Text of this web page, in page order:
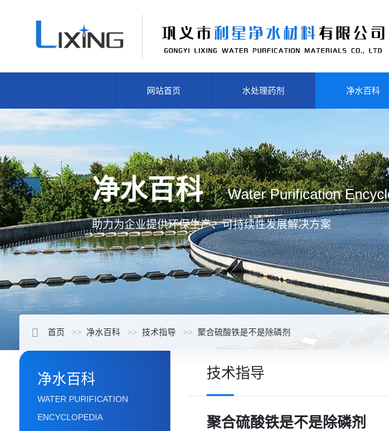
网站首页 水处理药剂 净水百科
净水百科 Water Purification
助力为企业提供环保生产、可持续性发展解决方案
首页 净水百科 技术指导 聚合硫酸铁是不是除磷剂
净水百科
WATER PURIFICATION
ENCYCLOPEDIA
技术指导
聚合硫酸铁是不是除磷剂